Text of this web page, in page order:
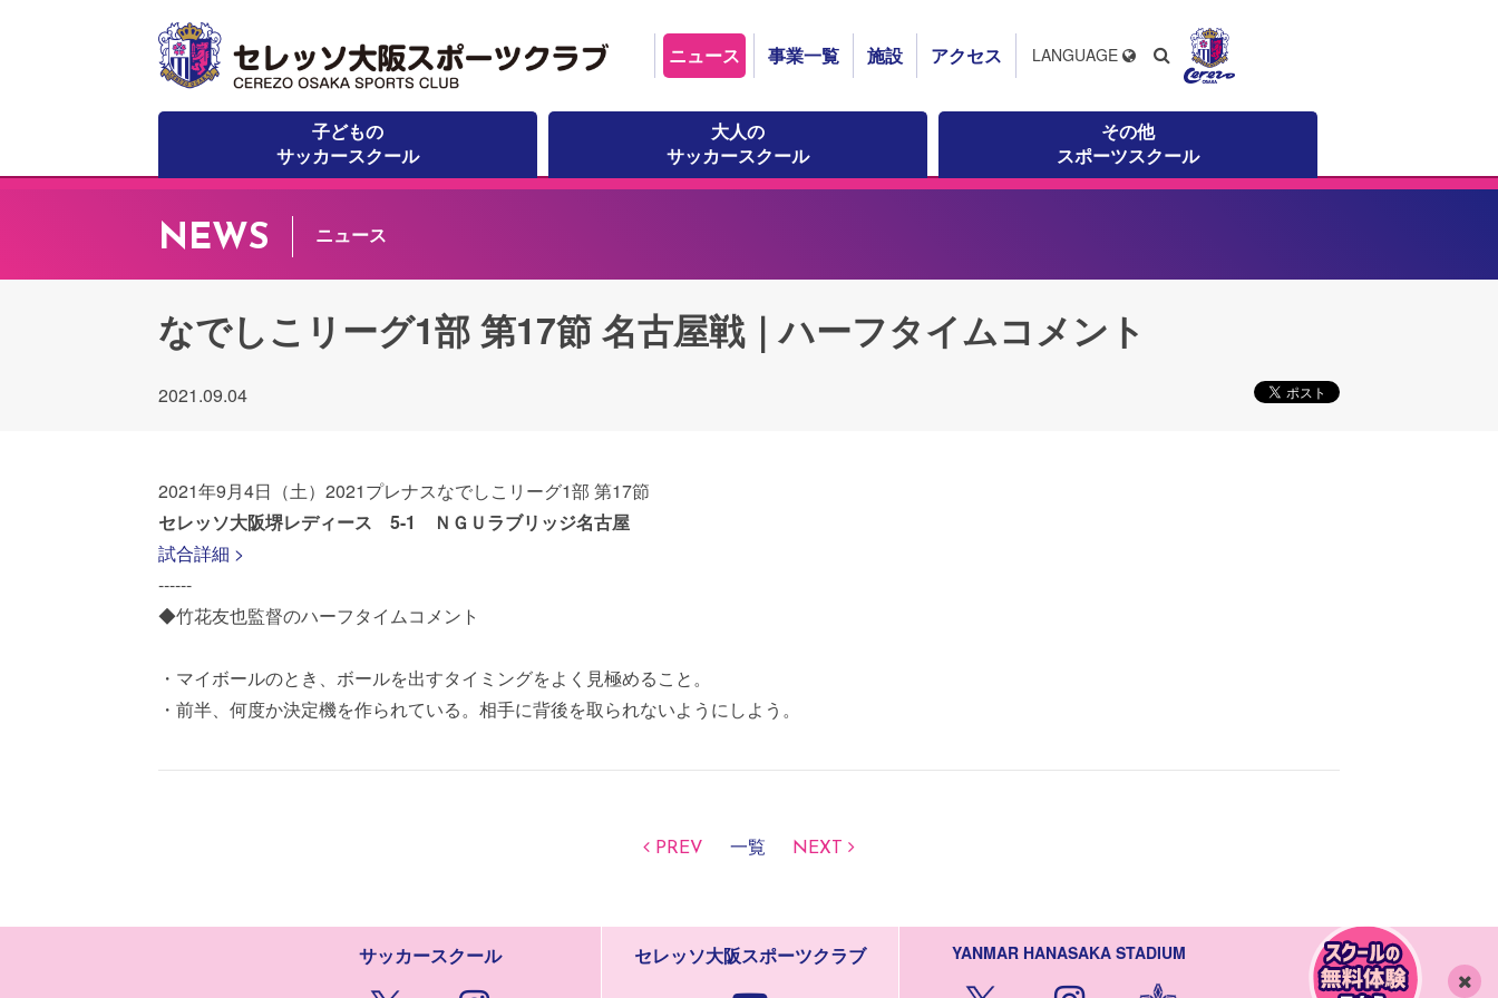
ニュース 事業一覧 施設 アクセス
子どもの
サッカースクール
大人の
サッカースクール
その他
スポーツスクール
LANGUAGE
NEWS ニュース
なでしこリーグ1部 第17節 名古屋戦｜ハーフタイムコメント
2021.09.04
2021年9月4日（土）2021プレナスなでしこリーグ1部 第17節
セレッソ大阪堺レディース 5-1 ＮＧＵラブリッジ名古屋
試合詳細 >
------
◆竹花友也監督のハーフタイムコメント
・マイボールのとき、ボールを出すタイミングをよく見極めること。
・前半、何度か決定機を作られている。相手に背後を取られないようにしよう。
PREV 一覧 NEXT
サッカースクール セレッソ大阪スポーツクラブ YANMAR HANASAKA STADIUM